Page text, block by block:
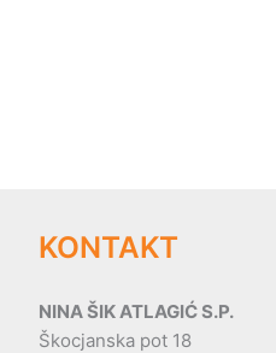
KONTAKT
NINA ŠIK ATLAGIĆ S.P.
Škocjanska pot 18